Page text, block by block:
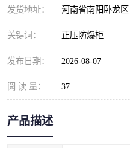
发货地址： 河南省南阳卧龙区
关键词： 正压防爆柜
发布日期： 2026-08-07
阅 读 量： 37
产品描述